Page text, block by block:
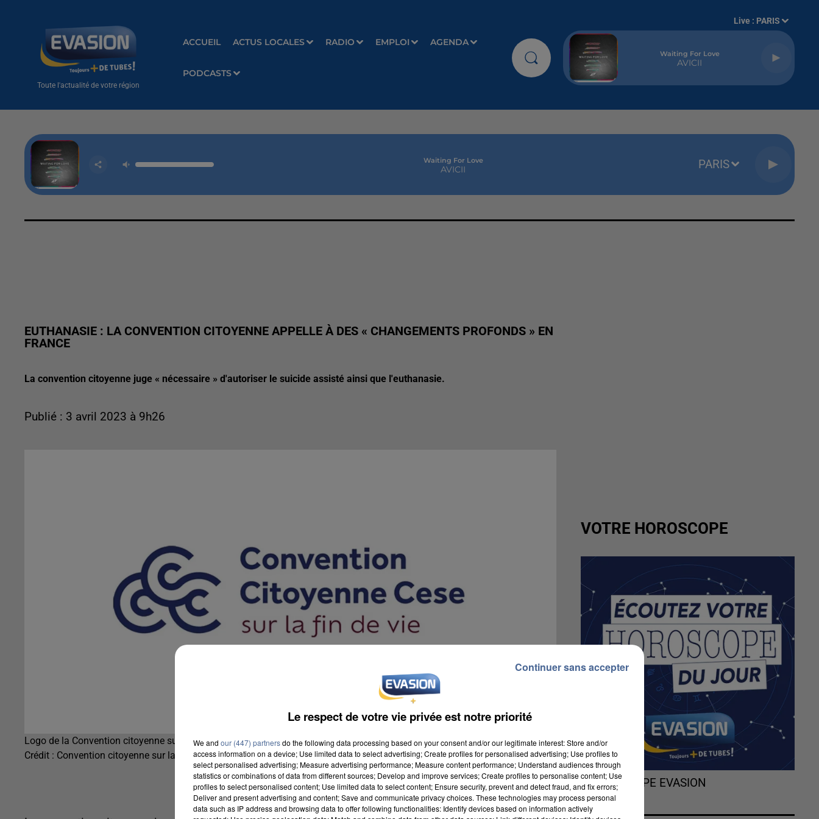
Toute l'actualité de votre région
ACCUEIL ACTUS LOCALES RADIO EMPLOI AGENDA
PODCASTS
Live : PARIS
Waiting For Love
AVICII
Waiting For Love
AVICII PARIS
EUTHANASIE : LA CONVENTION CITOYENNE APPELLE À DES « CHANGEMENTS PROFONDS » EN
FRANCE
La convention citoyenne juge « nécessaire » d'autoriser le suicide assisté ainsi que l'euthanasie.
Publié : 3 avril 2023 à 9h26
Logo de la Convention citoyenne sur la fin de vie
Crédit : Convention citoyenne sur la fin de vie
VOTRE HOROSCOPE
L'HOROSCOPE EVASION
Le respect de votre vie privée est notre priorité
We and our (447) partnersdo the following data processing based on your consent and/or our legitimate interest: Store and/or
access information on a device; Use limited data to select advertising; Create profiles for personalised advertising; Use profiles to
select personalised advertising; Measure advertising performance; Measure content performance; Understand audiences through
statistics or combinations of data from different sources; Develop and improve services; Create profiles to personalise content; Use
profiles to select personalised content; Use limited data to select content; Ensure security, prevent and detect fraud, and fix errors;
Deliver and present advertising and content; Save and communicate privacy choices. These technologies may process personal
data such as IP address and browsing data to offer following functionalities: Identify devices based on information actively
Continuer sans accepter